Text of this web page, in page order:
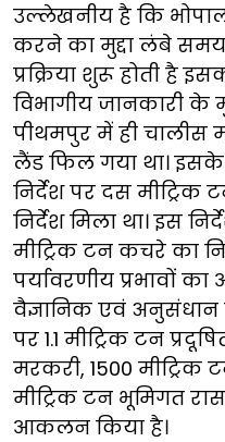
उल्लेखनीय है कि
करने का मुद्दा लंबे
प्रक्रिया शुरू होती है
विभागीय जानकारी
पीथमपुर में ही चालीस
लैंड फिल गया था। इसके
निर्देश पर दस
निर्देश मिला था। इस
मीट्रिक टन कचरे का
पर्यावरणीय प्रभावों
वैज्ञानिक एवं अनुसंधान
पर 1.1 मीट्रिक टन
मरकरी, 1500 मीट्रिक
मीट्रिक टन भूमिगत
आकलन किया है।